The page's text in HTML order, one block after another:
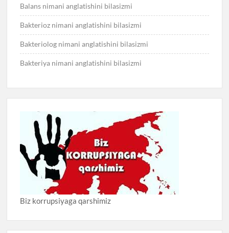
Balans nimani anglatishini bilasizmi
Bakterioz nimani anglatishini bilasizmi
Bakteriolog nimani anglatishini bilasizmi
Bakteriya nimani anglatishini bilasizmi
Biz korrupsiyaga qarshimiz